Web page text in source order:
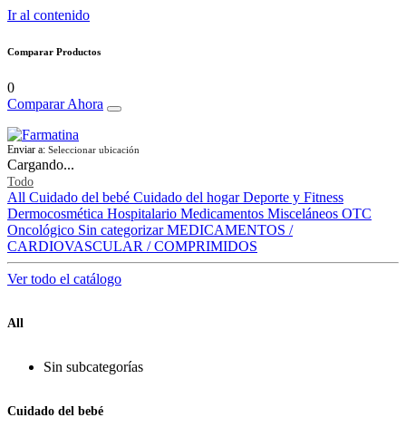
Ir al contenido
Comparar Productos
0
Comparar Ahora
Enviar a: Seleccionar ubicación
Cargando...
Todo
All Cuidado del bebé Cuidado del hogar Deporte y Fitness
Dermocosmética Hospitalario Medicamentos Misceláneos OTC
Oncológico Sin categorizar MEDICAMENTOS /
CARDIOVASCULAR / COMPRIMIDOS
Ver todo el catálogo
All
Sin subcategorías
Cuidado del bebé